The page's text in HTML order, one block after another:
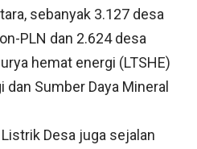
sebanyak 3.127 desa
PLN dan 2.624 desa
hemat energi (LTSHE)
dan Sumber Daya Mineral
Desa juga sejalan